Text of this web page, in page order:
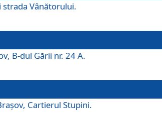
Vânătorului.
B-dul Gării nr. 24 A.
Cartierul Stupini.